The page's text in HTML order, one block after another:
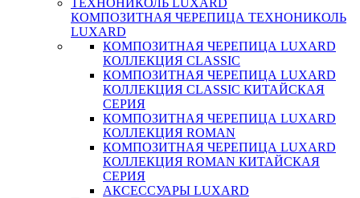
КОМПОЗИТНАЯ ЧЕРЕПИЦА ТЕХНОНИКОЛЬ
LUXARD
КОМПОЗИТНАЯ ЧЕРЕПИЦА LUXARD
КОЛЛЕКЦИЯ CLASSIC
КОМПОЗИТНАЯ ЧЕРЕПИЦА LUXARD
КОЛЛЕКЦИЯ CLASSIC КИТАЙСКАЯ
СЕРИЯ
КОМПОЗИТНАЯ ЧЕРЕПИЦА LUXARD
КОЛЛЕКЦИЯ ROMAN
КОМПОЗИТНАЯ ЧЕРЕПИЦА LUXARD
КОЛЛЕКЦИЯ ROMAN КИТАЙСКАЯ
СЕРИЯ
АКСЕССУАРЫ LUXARD